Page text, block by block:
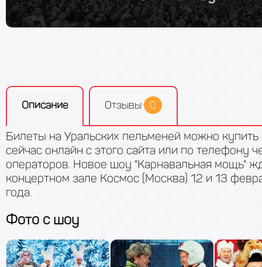
Описание Отзывы 0
Билеты на Уральских пельменей можно
сейчас онлайн с этого сайта или по телефону
операторов. Новое шоу "Карнавальная мощь"
концертном зале Космос (Москва) 12 и 13
года.
Фото c шоу